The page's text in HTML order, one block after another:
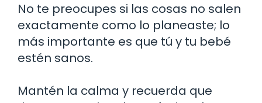
No te preocupes si las cosas no salen
exactamente como lo planeaste; lo
más importante es que tú y tu bebé
estén sanos.
Mantén la calma y recuerda que